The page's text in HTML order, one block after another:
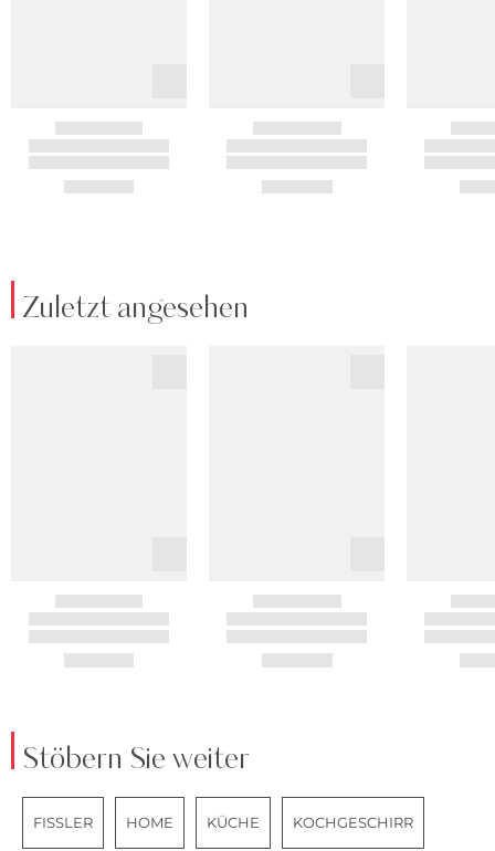
Zuletzt angesehen
Stöbern Sie weiter
FISSLER HOME KÜCHE KOCHGESCHIRR